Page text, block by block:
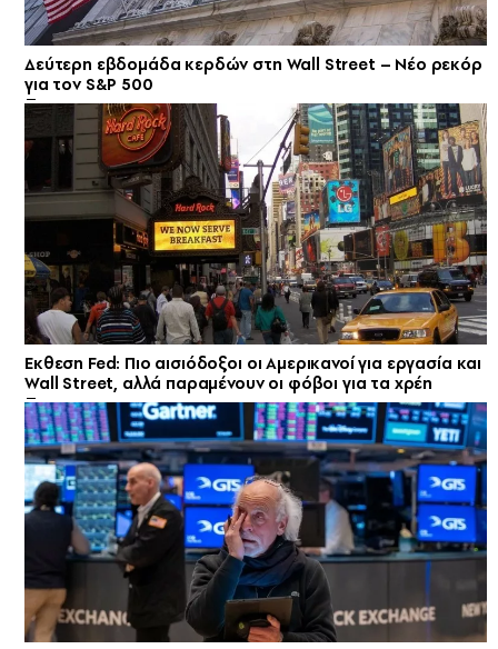
Δεύτερη εβδομάδα κερδών στη Wall Street – Νέο ρεκόρ
για τον S&P 500
Εκθεση Fed: Πιο αισιόδοξοι οι Αμερικανοί για εργασία και
Wall Street, αλλά παραμένουν οι φόβοι για τα χρέη